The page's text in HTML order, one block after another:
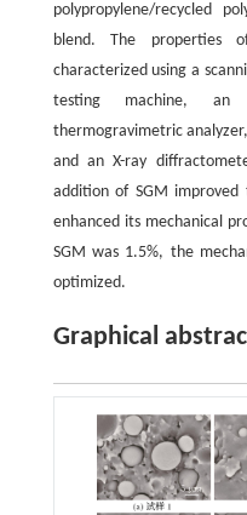
polypropylene/recycled
blend. The properties
characterized using a
testing machine,
thermogravimetric
and an X-ray
addition of SGM
enhanced its mechanical
SGM was 1.5%, the
optimized.
Graphical